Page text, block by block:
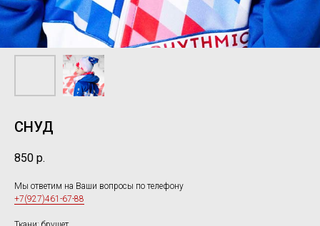
СНУД
850 р.
Мы ответим на Ваши вопросы по телефону
+7(927)461-67-88